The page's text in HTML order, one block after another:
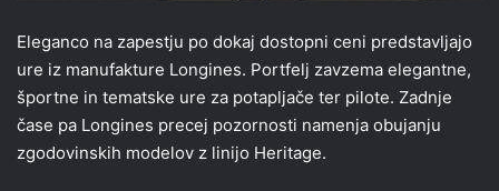
Eleganco na zapestju po dokaj dostopni ceni predstavljajo
ure iz manufakture Longines. Portfelj zavzema elegantne,
športne in tematske ure za potapljače ter pilote. Zadnje
čase pa Longines precej pozornosti namenja obujanju
zgodovinskih modelov z linijo Heritage.